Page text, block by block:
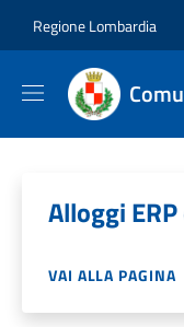
Regione Lombardia
Alloggi
VAI ALLA PAGINA